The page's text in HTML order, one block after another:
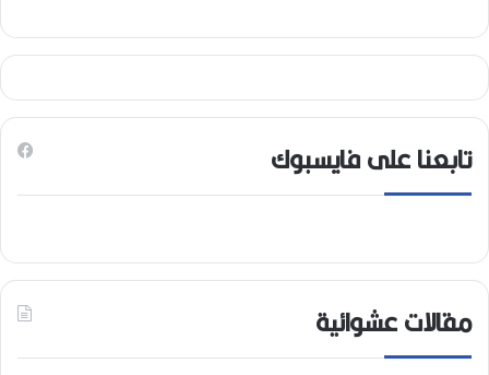
تابعنا على فايسبوك
مقالات عشوائية